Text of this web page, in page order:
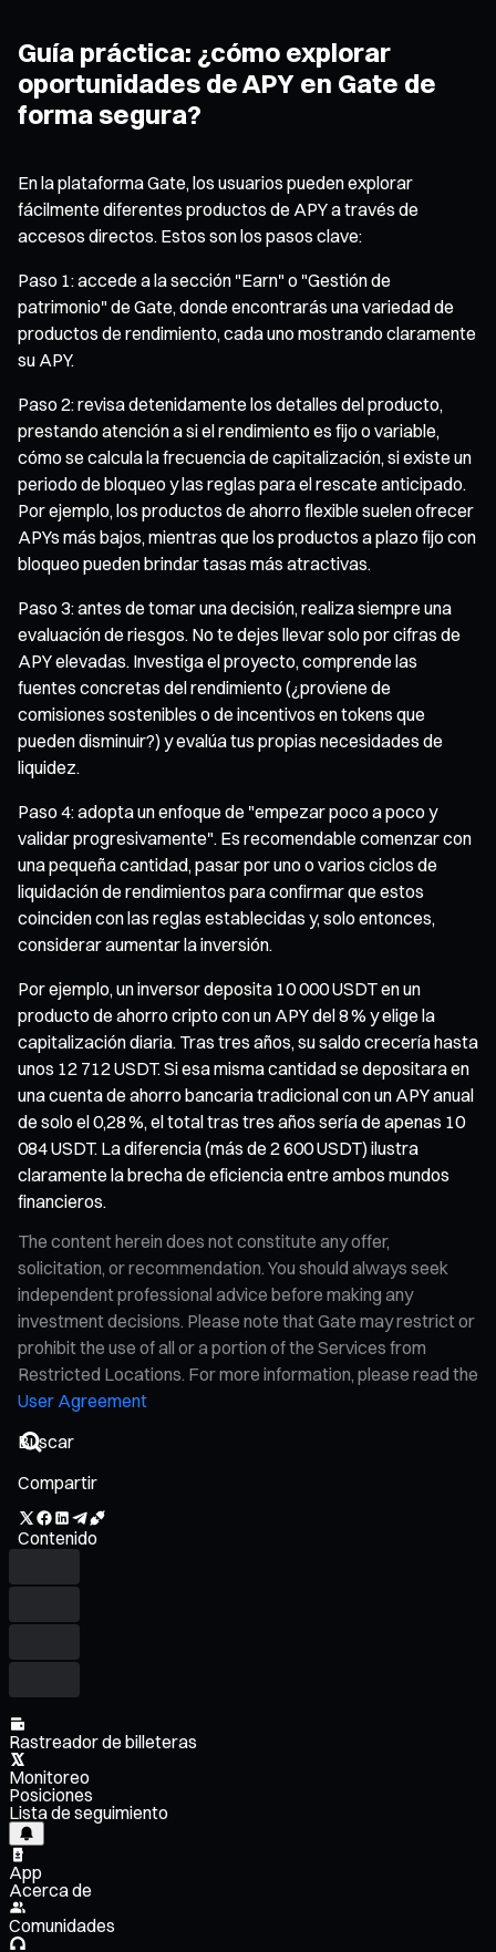
Guía práctica: ¿cómo explorar
oportunidades de APY en Gate de
forma segura?
En la plataforma Gate, los usuarios pueden explorar
fácilmente diferentes productos de APY a través de
accesos directos. Estos son los pasos clave:
Paso 1: accede a la sección "Earn" o "Gestión de
patrimonio" de Gate, donde encontrarás una variedad de
productos de rendimiento, cada uno mostrando claramente
su APY.
Paso 2: revisa detenidamente los detalles del producto,
prestando atención a si el rendimiento es fijo o variable,
cómo se calcula la frecuencia de capitalización, si existe un
periodo de bloqueo y las reglas para el rescate anticipado.
Por ejemplo, los productos de ahorro flexible suelen ofrecer
APYs más bajos, mientras que los productos a plazo fijo con
bloqueo pueden brindar tasas más atractivas.
Paso 3: antes de tomar una decisión, realiza siempre una
evaluación de riesgos. No te dejes llevar solo por cifras de
APY elevadas. Investiga el proyecto, comprende las
fuentes concretas del rendimiento (¿proviene de
comisiones sostenibles o de incentivos en tokens que
pueden disminuir?) y evalúa tus propias necesidades de
liquidez.
Paso 4: adopta un enfoque de "empezar poco a poco y
validar progresivamente". Es recomendable comenzar con
una pequeña cantidad, pasar por uno o varios ciclos de
liquidación de rendimientos para confirmar que estos
coinciden con las reglas establecidas y, solo entonces,
considerar aumentar la inversión.
Por ejemplo, un inversor deposita 10 000 USDT en un
producto de ahorro cripto con un APY del 8 % y elige la
capitalización diaria. Tras tres años, su saldo crecería hasta
unos 12 712 USDT. Si esa misma cantidad se depositara en
una cuenta de ahorro bancaria tradicional con un APY anual
de solo el 0,28 %, el total tras tres años sería de apenas 10
084 USDT. La diferencia (más de 2 600 USDT) ilustra
claramente la brecha de eficiencia entre ambos mundos
financieros.
The content herein does not constitute any offer,
solicitation, or recommendation. You should always seek
independent professional advice before making any
investment decisions. Please note that Gate may restrict or
prohibit the use of all or a portion of the Services from
Restricted Locations. For more information, please read the
User Agreement
Compartir
Contenido
Rastreador de billeteras
Monitoreo
Posiciones
Lista de seguimiento
App
Acerca de
Comunidades